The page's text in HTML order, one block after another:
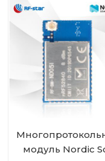
BM-ND06
модуль Nordic